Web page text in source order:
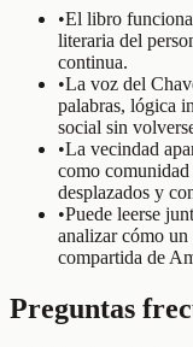
•El libro
literaria del
continua.
•La voz del
palabras, lógica
social sin
•La vecindad
como comunidad
desplazados y
•Puede leerse
analizar cómo
compartida de
Preguntas